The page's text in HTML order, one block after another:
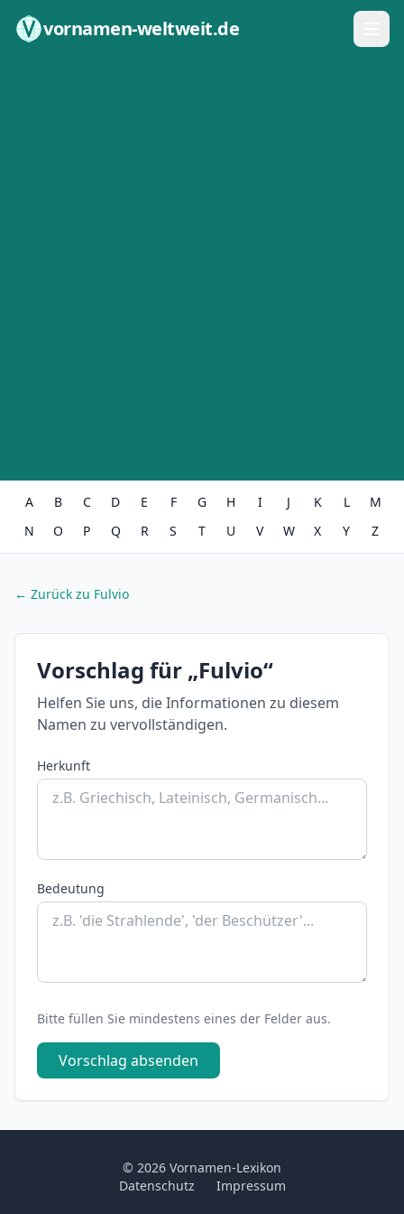
vornamen-weltweit.de
A B C D E F G H I J K L
M
N
O P Q R S T U V W X Y Z
← Zurück zu Fulvio
Vorschlag für „Fulvio“
Helfen Sie uns, die Informationen zu diesem
Namen zu vervollständigen.
Herkunft
Bedeutung
Bitte füllen Sie mindestens eines der Felder aus.
Vorschlag absenden
© 2026 Vornamen-Lexikon
Datenschutz
Impressum